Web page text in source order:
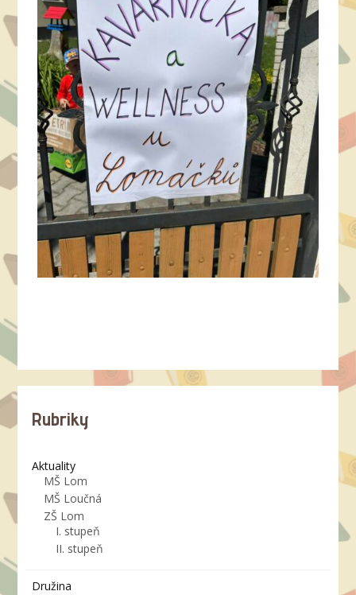
Rubriky
Aktuality
MŠ Lom
MŠ Loučná
ZŠ Lom
I. stupeň
II. stupeň
Družina